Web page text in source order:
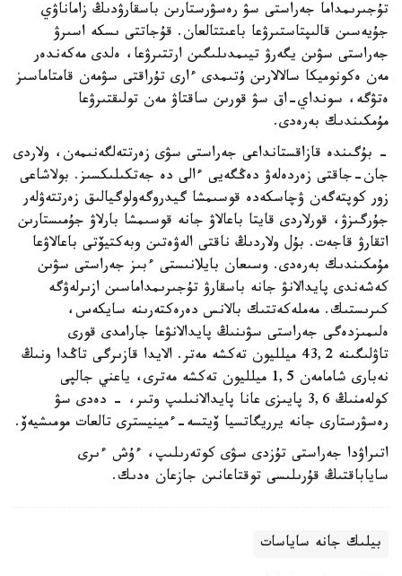
تۇجىرىمداما جەراستى سۋ رەسۋرستارىن باسقارۋدىڭ زاماناۋي
جۇيەسىن قالىپتاستىرۋعا باعىتتالعان. قۇجاتتى ىسكە اسىرۋ
جەراستى سۋىن يگەرۋ تيىمدىلىگىن ارتتىرۋعا، ەلدى مەكەندەر
مەن ەكونوميكا سالالارىن ۇتىمدى ءارى تۇراقتى سۋمەن قامتاماسىز
ەتۋگە، سونداي-اق سۋ قورىن ساقتاۋ مەن تولىقتىرۋعا
مۇمكىندىك بەرەدى.
- بۇگىندە قازاقستانداعى جەراستى سۋى زەرتتەلگەنىمەن، ولاردى
جان-جاقتى زەردەلەۋ دەڭگەيى ءالى دە جەتكىلىكسىز. بولاشاعى
زور كوپتەگەن ۋچاسكەدە قوسىمشا گيدروگەولوگيالىق زەرتتەۋلەر
جۇرگىزۋ، قورلاردى قايتا باعالاۋ جانە قوسىمشا بارلاۋ جۇمىستارىن
اتقارۋ قاجەت. بۇل ولاردىڭ ناقتى الەۋەتىن وبەكتيۆتى باعالاۋعا
مۇمكىندىك بەرەدى. وسىعان بايلانىستى ءبىز جەراستى سۋىن
كەشەندى پايدالانۋ جانە باسقارۋ تۇجىرىمداماسىن ازىرلەۋگە
كىرىستىك. مەملەكەتتىك بالانس دەرەكتەرىنە سايكەس،
ەلىمىزدەگى جەراستى سۋىنىڭ پايدالانۋعا جارامدى قورى
تاۋلىگىنە 43,2 ميلليون تەكشە مەتر. الايدا قازىرگى تاڭدا ونىڭ
نەبارى شامامەن 1,5 ميلليون تەكشە مەترى، ياعني جالپى
كولەمنىڭ 3,6 پايىزى عانا پايدالانىلىپ وتىر، - دەدى سۋ
رەسۋرستارى جانە يرريگاتسيا ۆيتسە-ءمينيسترى تالعات مومىشيەۆ.
اتىراۋدا جەراستى تۇزدى سۋى كوتەرىلىپ، ءۇش ءىرى
ساياباقتىڭ قۇرىلىسى توقتاعانىن جازعان ەدىك.
بيلىك جانە ساياسات